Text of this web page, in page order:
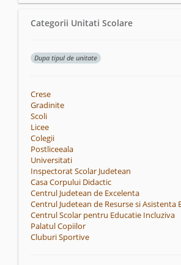
Categorii Unitati Scolare
Dupa tipul de unitate
Crese
Gradinite
Scoli
Licee
Colegii
Postliceeala
Universitati
Inspectorat Scolar Judetean
Casa Corpului Didactic
Centrul Judetean de Excelenta
Centrul Judetean de Resurse si Asistenta
Centrul Scolar pentru Educatie Incluziva
Palatul Copiilor
Cluburi Sportive